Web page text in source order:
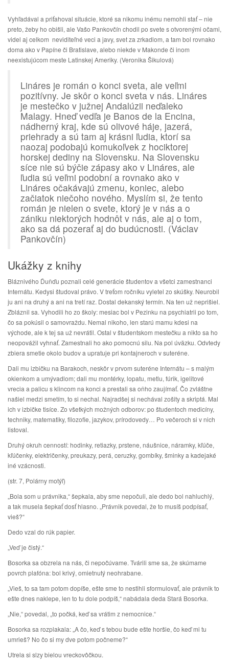
Vyhľadával a priťahoval situácie, ktoré sa nikomu inému nemohli stať – nie
preto, žeby ho obišli, ale Vašo Pankovčín chodil po svete s otvorenými očami,
videl aj celkom neviditeľné veci a javy, svet za zrkadlom, a tam bol rovnako
doma ako v Papíne či Bratislave, alebo niekde v Makonde či inom
neexistujúcom meste Latinskej Ameriky. (Veronika Šikulová)
Lináres je román o konci sveta, ale veľmi
pozitívny. Je skôr o konci sveta v nás. Lináres
je mestečko v južnej Andalúzii neďaleko
Malagy. Hneď vedľa je Banos de la Encina,
nádherný kraj, kde sú olivové háje, jazerá,
priehrady a sú tam aj krásni ľudia, ktorí sa
naozaj podobajú komukoľvek z hociktorej
horskej dediny na Slovensku. Na Slovensku
síce nie sú býčie zápasy ako v Lináres, ale
ľudia sú veľmi podobní a rovnako ako v
Lináres očakávajú zmenu, koniec, alebo
začiatok niečoho nového. Myslím si, že tento
román je nielen o svete, ktorý je v nás a o
zániku niektorých hodnôt v nás, ale aj o tom,
ako sa dá pozerať aj do budúcnosti. (Václav
Pankovčín)
Ukážky z knihy
Bláznivého Ďuňďu poznali celé generácie študentov a všetci zamestnanci
Internátu. Kedysi študoval právo. V treťom ročníku vyletel zo skúšky. Neurobil
ju ani na druhý a ani na tretí raz. Dostal dekanský termín. Na ten už neprišiel.
Zbláznil sa. Vyhodili ho zo školy: mesiac bol v Pezinku na psychiatrii po tom,
čo sa pokúsil o samovraždu. Nemal nikoho, len starú mamu kdesi na
východe, ale k tej sa už nevrátil. Ostal v študentskom mestečku a nikto sa ho
neopovážil vyhnať. Zamestnali ho ako pomocnú silu. Na pol úväzku. Odvtedy
zbiera smetie okolo budov a upratuje pri kontajneroch v suteréne.
Dali mu izbičku na Barakoch, neskôr v prvom suteréne Internátu – s malým
okienkom a umývadlom; dali mu montérky, lopatu, metlu, fúrik, igelitové
vrecia a palicu s klincom na konci a prestali sa oňho zaujímať. Čo zvláštne
našiel medzi smetím, to si nechal. Najradšej si nechával zošity a skriptá. Mal
ich v izbičke tisíce. Zo všetkých možných odborov: po študentoch medicíny,
techniky, matematiky, filozofie, jazykov, prírodovedy… Po večeroch si v nich
listoval.
Druhý okruh cenností: hodinky, retiazky, prstene, náušnice, náramky, kľúče,
kľúčenky, električenky, preukazy, perá, ceruzky, gombíky, šminky a kadejaké
iné vzácnosti.
(str. 7, Polárny motýľ)
„Bola som u právnika,“ šepkala, aby sme nepočuli, ale dedo bol nahluchlý,
a tak musela šepkať dosť hlasno. „Právnik povedal, že to musíš podpísať,
vieš?“
Dedo vzal do rúk papier.
„Veď je čistý.“
Bosorka sa obzrela na nás, či nepočúvame. Tvárili sme sa, že skúmame
povrch plafóna: bol krivý, omietnutý neohrabane.
„Vieš, to sa tam potom dopíše, ešte sme to nestihli sformulovať, ale právnik to
ešte dnes naklepe, len to tu dole podpíš,“ nabádala deda Stará Bosorka.
„Nie,“ povedal, „to počká, keď sa vrátim z nemocnice.“
Bosorka sa rozplakala: „A čo, keď s tebou bude ešte horšie, čo keď mi tu
umrieš? No čo si my dve potom počneme?“
Utrela si slzy bielou vreckovôčkou.